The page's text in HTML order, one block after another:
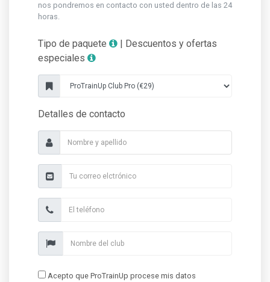
nos pondremos en contacto con usted dentro de las 24
horas.
Tipo de paquete
| Descuentos y ofertas
especiales
Detalles de contacto
Acepto que ProTrainUp procese mis datos